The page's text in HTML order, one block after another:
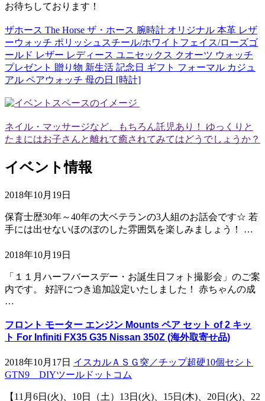
お待ちしております！
ザホース The Horse ザ・ホース 腕時計 オリジナル 本革 レザ
ーウォッチ ポリッシュスチール/ホワイトフェイス/ローズゴ
ールド レザー レディース ユニセックス クオーツ ウォッチ
プレゼント 贈り物 新生活 記念日 ギフト フォーマル カジュ
アル ペアウォッチ 母の日 [時計]
ネイル・マッサージなど、もちろん託児あり！ ゆっくりと
たまにはお子さんと離れて癒されてみてはどうでしょうか？
イベント情報
2018年10月19日
保育士歴30年～40年の大ベテランの3人組のお話会です☆ 若
手には出せないほのぼのした雰囲気を楽しみましょう！ …
2018年10月19日
「１１月ハーフバースデー・お誕生日フォト撮影会」のご案
内です。 好評につき追加設定いたしました！ 赤ちゃんの成
…
フロント モーター エンジン Mounts ペア セット of 2 キッ
ト For Infiniti FX35 G35 Nissan 350Z (海外取寄せ品)
2018年10月17日 イスカルＡＳＧ突／チップ超硬10個セシト
GTN9 DIYツールドットコム
【11月6日(火)、10日（土）13日(火)、15日(木)、20日(火)、22